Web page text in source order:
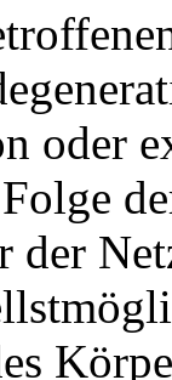
oder
der